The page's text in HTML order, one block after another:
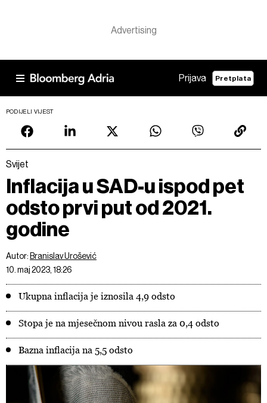
Prijava Pretplata
PODIJELI VIJEST
Svijet
Inflacija u SAD-u ispod pet
odsto prvi put od 2021.
godine
Autor: Branislav Urošević
10. maj 2023, 18:26
Ukupna inflacija je iznosila 4,9 odsto
Stopa je na mjesečnom nivou rasla za 0,4 odsto
Bazna inflacija na 5,5 odsto